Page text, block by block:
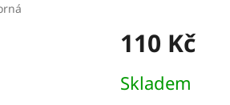
110 Kč
cena:
Skladem